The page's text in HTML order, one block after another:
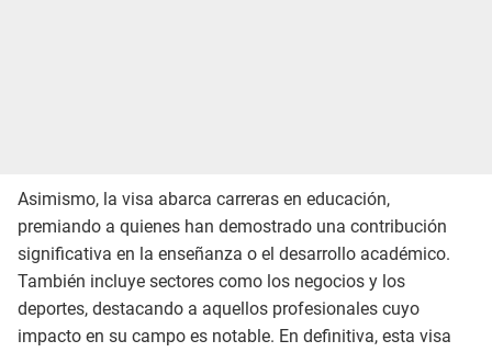
Asimismo, la visa abarca carreras en educación,
premiando a quienes han demostrado una contribución
significativa en la enseñanza o el desarrollo académico.
También incluye sectores como los negocios y los
deportes, destacando a aquellos profesionales cuyo
impacto en su campo es notable. En definitiva, esta visa